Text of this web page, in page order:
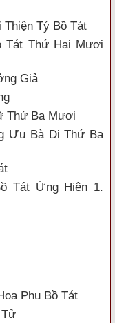
Thiện Tý Bồ Tát
Tát Thứ Hai Mươi
Giả
Thứ Ba Mươi
Ưu Bà Di Thứ Ba
Tát Ứng Hiện 1.
Phu Bồ Tát